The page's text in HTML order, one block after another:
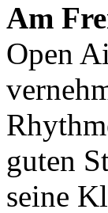
Am
Open
guten
seine